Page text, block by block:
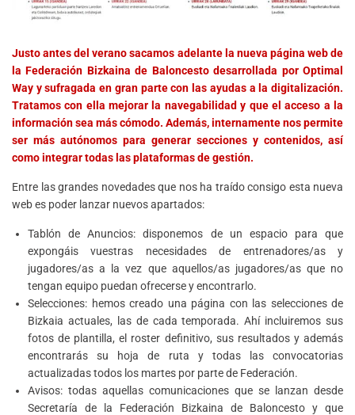
Justo antes del verano sacamos adelante la nueva página web de
la Federación Bizkaina de Baloncesto desarrollada por Optimal
Way y sufragada en gran parte con las ayudas a la digitalización.
Tratamos con ella mejorar la navegabilidad y que el acceso a la
información sea más cómodo. Además, internamente nos permite
ser más autónomos para generar secciones y contenidos, así
como integrar todas las plataformas de gestión.
Entre las grandes novedades que nos ha traído consigo esta nueva
web es poder lanzar nuevos apartados:
Tablón de Anuncios: disponemos de un espacio para que
expongáis vuestras necesidades de entrenadores/as y
jugadores/as a la vez que aquellos/as jugadores/as que no
tengan equipo puedan ofrecerse y encontrarlo.
Selecciones: hemos creado una página con las selecciones de
Bizkaia actuales, las de cada temporada. Ahí incluiremos sus
fotos de plantilla, el roster definitivo, sus resultados y además
encontrarás su hoja de ruta y todas las convocatorias
actualizadas todos los martes por parte de Federación.
Avisos: todas aquellas comunicaciones que se lanzan desde
Secretaría de la Federación Bizkaina de Baloncesto y que